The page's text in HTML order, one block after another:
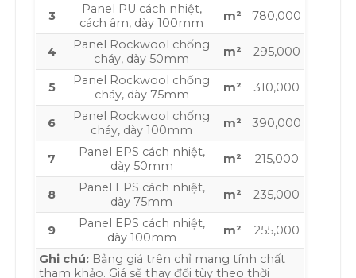
3
Panel PU cách nhiệt,
cách âm, dày 100mm
m² 780,000
4
Panel Rockwool chống
cháy, dày 50mm
m² 295,000
5
Panel Rockwool chống
cháy, dày 75mm
m² 310,000
6
Panel Rockwool chống
cháy, dày 100mm
m² 390,000
7
Panel EPS cách nhiệt,
dày 50mm
m² 215,000
8
Panel EPS cách nhiệt,
dày 75mm
m² 235,000
9
Panel EPS cách nhiệt,
dày 100mm
m²
255,000
Ghi chú: Bảng giá trên chỉ mang tính chất
tham khảo. Giá sẽ thay đổi tùy theo thời